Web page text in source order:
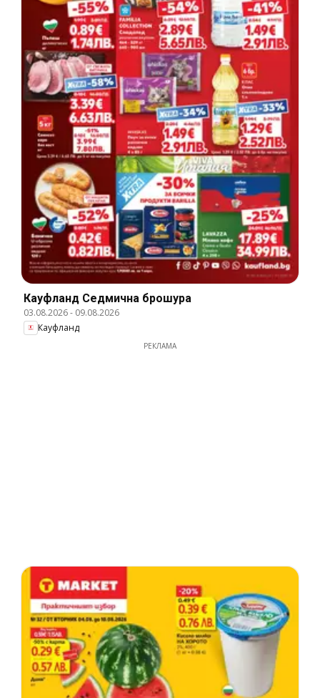
Кауфланд Cедмична брошура
03.08.2026- 09.08.2026
Кауфланд
РЕКЛАМА